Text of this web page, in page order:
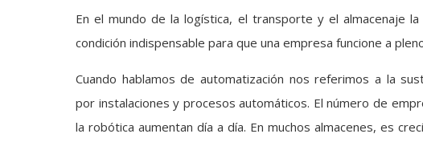
En el mundo de la logística, el transporte y el almacenaje
condición indispensable para que una empresa funcione a
Cuando hablamos de automatización nos referimos a la
por instalaciones y procesos automáticos. El número de
la robótica aumentan día a día. En muchos almacenes, es